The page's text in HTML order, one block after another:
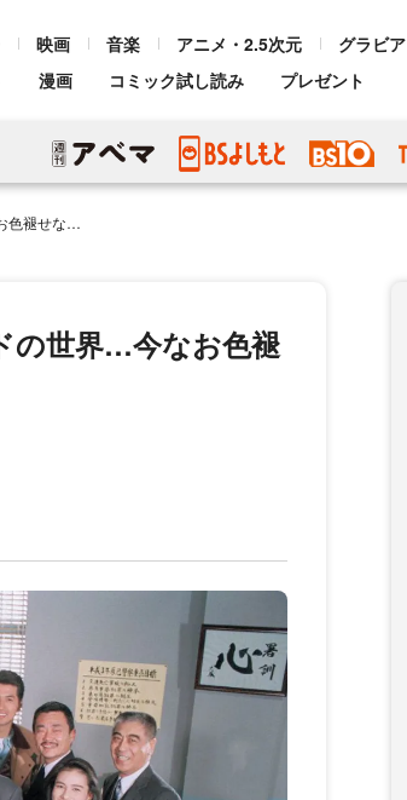
映画 音楽 アニメ・2.5次元 グラビア
漫画 コミック試し読み プレゼント
”作品の魅力
の世界…今なお色褪